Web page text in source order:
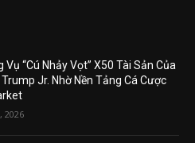
Vụ “Cú Nhảy Vọt” X50 Tài Sản Của
Trump Jr. Nhờ Nền Tảng Cá Cược
2026